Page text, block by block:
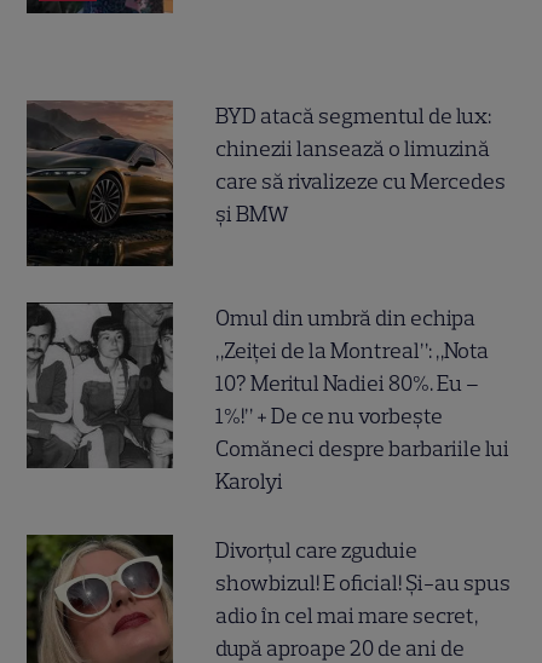
BYD atacă segmentul de lux:
chinezii lansează o limuzină
care să rivalizeze cu Mercedes
și BMW
Omul din umbră din echipa
„Zeiței de la Montreal”: „Nota
10? Meritul Nadiei 80%. Eu –
1%!” + De ce nu vorbește
Comăneci despre barbariile lui
Karolyi
Divorțul care zguduie
showbizul! E oficial! Și-au spus
adio în cel mai mare secret,
după aproape 20 de ani de